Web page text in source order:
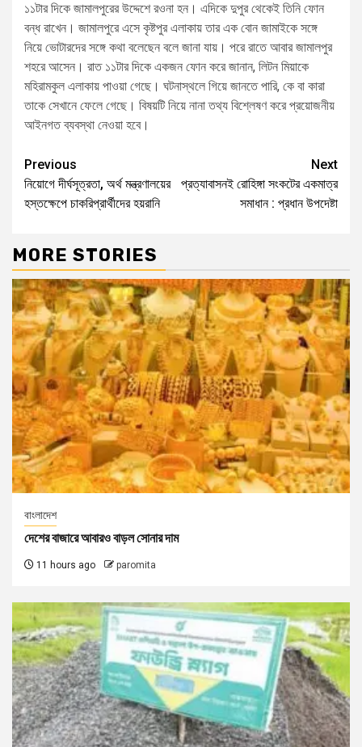
১১টার দিকে জামালপুরের উদ্দেশে রওনা হন। এদিকে দুপুর থেকেই তিনি ফোন
বন্ধ রাখেন। জামালপুরে এসে কৃষ্টপুর এলাকায় তার এক বোন জামাইকে সঙ্গে
নিয়ে ভোটারদের সঙ্গে কথা বলেছেন বলে জানা যায়। পরে রাতে আবার জামালপুর
শহরে আসেন। রাত ১১টার দিকে একজন ফোন করে জানান, লিটন মিয়াকে
মহিরামকুল এলাকায় পাওয়া গেছে। ঘটনাস্থলে গিয়ে জানতে পারি, কে বা কারা
তাকে সেখানে ফেলে গেছে। বিষয়টি নিয়ে নানা তথ্য বিশ্লেষণ করে প্রয়োজনীয়
আইনগত ব্যবস্থা নেওয়া হবে।
Previous
নিয়োগে দীর্ঘসূত্রতা, অর্থ মন্ত্রণালয়ের
হস্তক্ষেপে চাকরিপ্রার্থীদের হয়রানি
Next
প্রত্যাবাসনই রোহিঙ্গা সংকটের একমাত্র
সমাধান : প্রধান উপদেষ্টা
MORE STORIES
বাংলাদেশ
দেশের বাজারে আবারও বাড়ল সোনার দাম
11 hours ago paromita